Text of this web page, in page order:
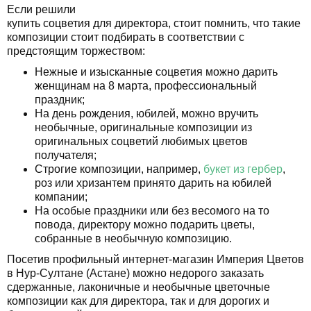
Если решили
купить соцветия для директора, стоит помнить, что такие
композиции стоит подбирать в соответствии с
предстоящим торжеством:
Нежные и изысканные соцветия можно дарить
женщинам на 8 марта, профессиональный
праздник;
На день рождения, юбилей, можно вручить
необычные, оригинальные композиции из
оригинальных соцветий любимых цветов
получателя;
Строгие композиции, например, букет из гербер,
роз или хризантем принято дарить на юбилей
компании;
На особые праздники или без весомого на то
повода, директору можно подарить цветы,
собранные в необычную композицию.
Посетив профильный интернет-магазин Империя Цветов
в Нур-Султане (Астане) можно недорого заказать
сдержанные, лаконичные и необычные цветочные
композиции как для директора, так и для дорогих и